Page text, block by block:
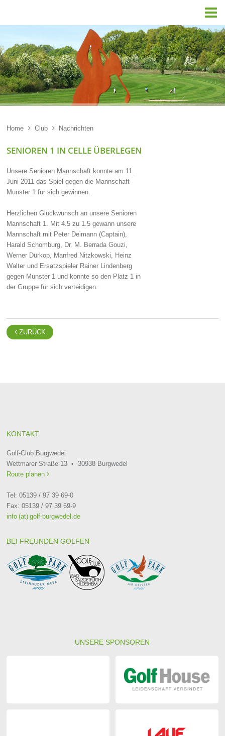

Home  Club  Nachrichten
SENIOREN 1 IN CELLE ÜBERLEGEN
Unsere Senioren Mannschaft konnte am 11.
Juni 2011 das Spiel gegen die Mannschaft
Munster 1 für sich gewinnen.
Herzlichen Glückwunsch an unsere Senioren
Mannschaft 1. Mit 4.5 zu 1.5 gewann unsere
Mannschaft mit Peter Deimann (Captain),
Harald Schomburg, Dr. M. Berrada Gouzi,
Werner Dürkop, Manfred Nitzkowski, Heinz
Walter und Ersatzspieler Rainer Lindenberg
gegen Munster 1 und konnte so den Platz 1 in
der Gruppe für sich verteidigen.
ZURÜCK
KONTAKT
Golf-Club Burgwedel
Wettmarer Straße 13 • 30938 Burgwedel
Route planen
Tel: 05139 / 97 39 69-0
Fax: 05139 / 97 39 69-9
info (at) golf-burgwedel.de
BEI FREUNDEN GOLFEN
UNSERE SPONSOREN